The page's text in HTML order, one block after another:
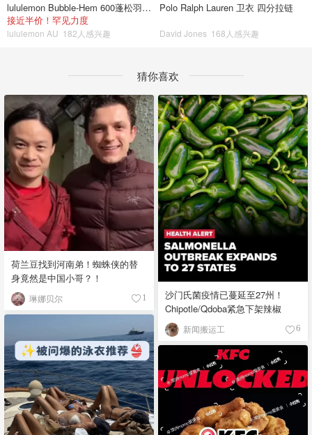
lululemon Bubble-Hem 600蓬松羽绒夹克
接近半价！罕见力度
lululemon AU 182人感兴趣
Polo Ralph Lauren 卫衣 四分拉链
David Jones 168人感兴趣
猜你喜欢
荷兰豆找到河南弟！蜘蛛侠的替
身竟然是中国小哥？！
琳娜贝尔 1
沙门氏菌疫情已蔓延至27州！
Chipotle/Qdoba紧急下架辣椒
新闻搬运工 6